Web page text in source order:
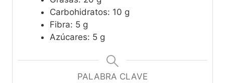
Carbohidratos: 10 g
Fibra: 5 g
Azúcares: 5 g
PALABRA CLAVE